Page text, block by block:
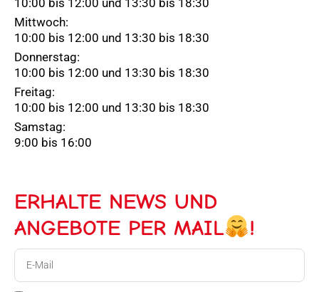
Mittwoch:
10:00 bis 12:00 und 13:30 bis 18:30
Donnerstag:
10:00 bis 12:00 und 13:30 bis 18:30
Freitag:
10:00 bis 12:00 und 13:30 bis 18:30
Samstag:
9:00 bis 16:00
ERHALTE NEWS UND
ANGEBOTE PER MAIL
!